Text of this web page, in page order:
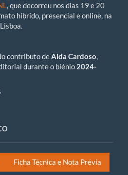
, que decorreu nos dias 19 e 20
híbrido, presencial e online, na
contributo de Aida Cardoso
durante o biénio 2024-
Ficha Técnica e Nota Prévia